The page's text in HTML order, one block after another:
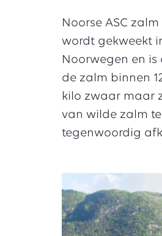
Noorse ASC
wordt gekweekt
Noorwegen en
de zalm binnen
kilo zwaar maar
van wilde zalm
tegenwoordig